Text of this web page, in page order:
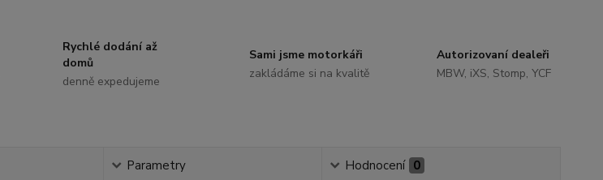
Rychlé dodání až
domů
denně expedujeme
Sami jsme motorkáři
zakládáme si na kvalitě
Autorizovaní dealeři
MBW, iXS, Stomp, YCF
Parametry Hodnocení 0